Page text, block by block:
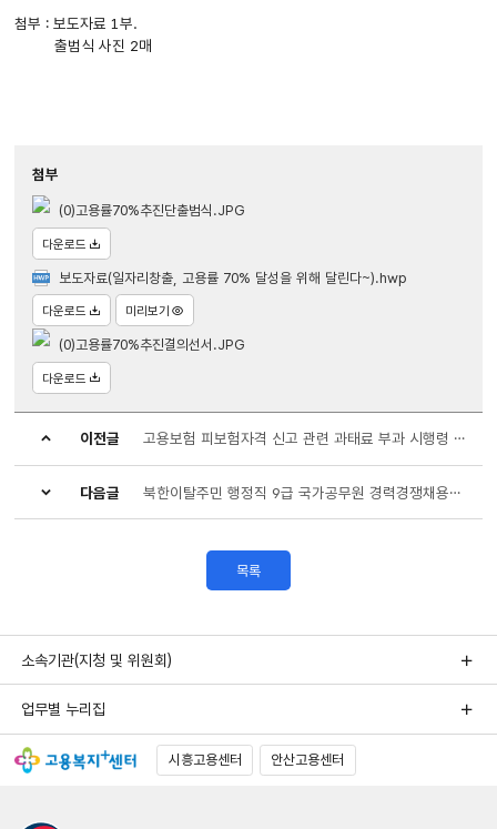
첨부 : 보도자료 1부.
출범식 사진 2매
첨부
(0)고용률70%추진단출범식.JPG
다운로드
보도자료(일자리창출, 고용률 70% 달성을 위해 달린다~).hwp
다운로드 미리보기
(0)고용률70%추진결의선서.JPG
다운로드
이전글 고용보험 피보험자격 신고 관련 과태료 부과 시행령 및 지침 변경 안내
다음글 북한이탈주민 행정직 9급 국가공무원 경력경쟁채용시험 공고
목록
소속기관(지청 및 위원회)
업무별 누리집
시흥고용센터 안산고용센터